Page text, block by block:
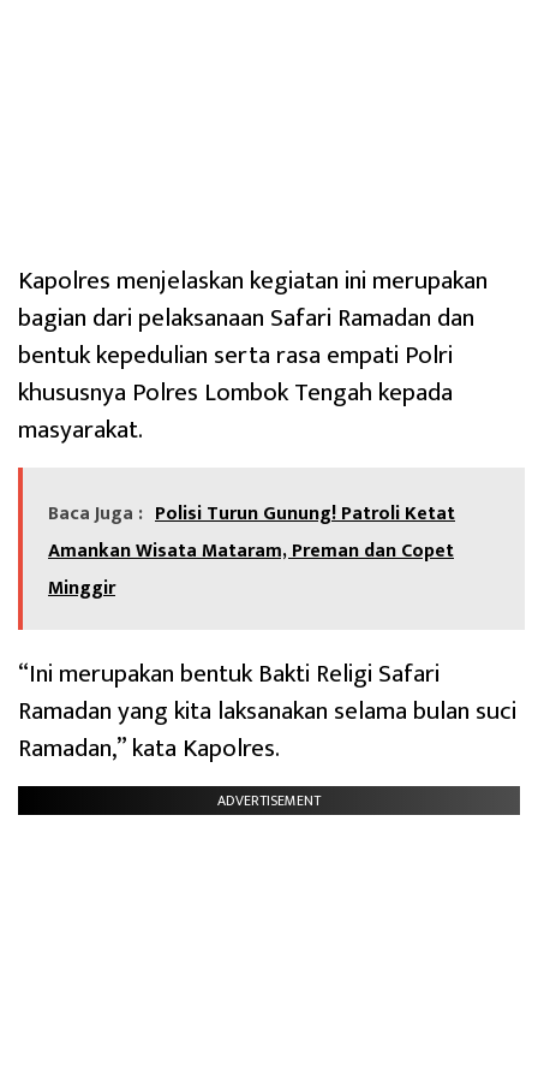
Kapolres menjelaskan kegiatan ini merupakan
bagian dari pelaksanaan Safari Ramadan dan
bentuk kepedulian serta rasa empati Polri
khususnya Polres Lombok Tengah kepada
masyarakat.
Baca Juga : Polisi Turun Gunung! Patroli Ketat
Amankan Wisata Mataram, Preman dan Copet
Minggir
“Ini merupakan bentuk Bakti Religi Safari
Ramadan yang kita laksanakan selama bulan suci
Ramadan,” kata Kapolres.
ADVERTISEMENT